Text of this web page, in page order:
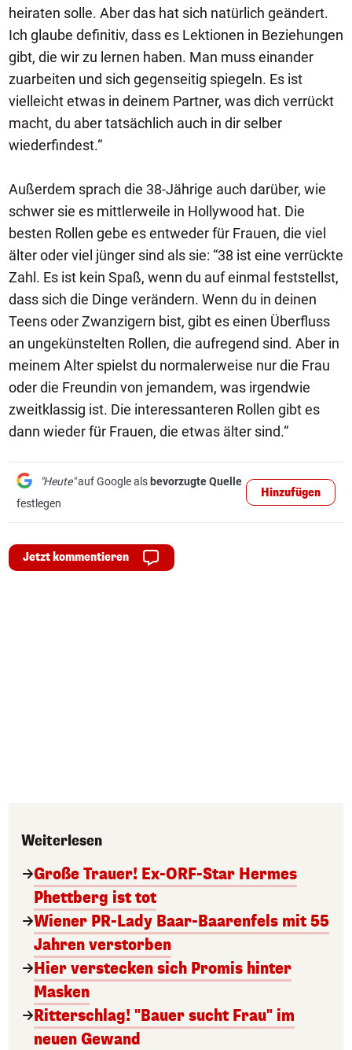
heiraten solle. Aber das hat sich natürlich geändert.
Ich glaube definitiv, dass es Lektionen in Beziehungen
gibt, die wir zu lernen haben. Man muss einander
zuarbeiten und sich gegenseitig spiegeln. Es ist
vielleicht etwas in deinem Partner, was dich verrückt
macht, du aber tatsächlich auch in dir selber
wiederfindest.“
Außerdem sprach die 38-Jährige auch darüber, wie
schwer sie es mittlerweile in Hollywood hat. Die
besten Rollen gebe es entweder für Frauen, die viel
älter oder viel jünger sind als sie: “38 ist eine verrückte
Zahl. Es ist kein Spaß, wenn du auf einmal feststellst,
dass sich die Dinge verändern. Wenn du in deinen
Teens oder Zwanzigern bist, gibt es einen Überfluss
an ungekünstelten Rollen, die aufregend sind. Aber in
meinem Alter spielst du normalerweise nur die Frau
oder die Freundin von jemandem, was irgendwie
zweitklassig ist. Die interessanteren Rollen gibt es
dann wieder für Frauen, die etwas älter sind.“
"Heute"auf Google als bevorzugte Quelle
festlegen
Hinzufügen
Jetzt kommentieren
Weiterlesen
Große Trauer! Ex-ORF-Star Hermes
Phettberg ist tot
Wiener PR-Lady Baar-Baarenfels mit 55
Jahren verstorben
Hier verstecken sich Promis hinter
Masken
Ritterschlag! "Bauer sucht Frau" im
neuen Gewand